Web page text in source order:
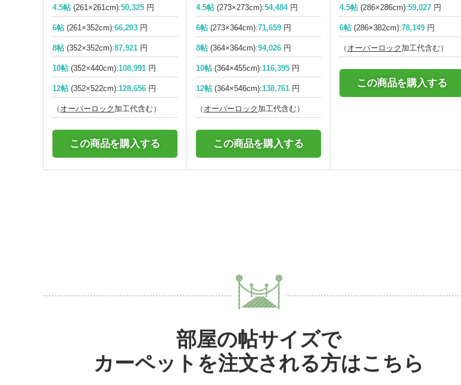
4.5帖(261×261cm):50,325円
6帖(261×352cm):66,203円
8帖(352×352cm):87,921円
10帖(352×440cm):108,991円
12帖(352×522cm):128,656円
（ オーバーロック 加工代含む）
この商品を購入する
4.5帖(273×273cm):54,484円
6帖(273×364cm):71,659円
8帖(364×364cm):94,026円
10帖(364×455cm):116,395円
12帖(364×546cm):138,761円
（ オーバーロック 加工代含む）
この商品を購入する
4.5帖(286×286cm):59,027円
6帖(286×382cm):78,149円
（ オーバーロック 加工代含む）
この商品を購入する
部屋の帖サイズで
カーペットを注文される方はこちら